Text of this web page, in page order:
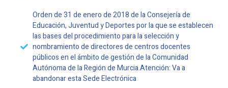
Orden de 31 de enero de 2018 de la Consejería de
Educación, Juventud y Deportes por la que se establecen
las bases del procedimiento para la selección y
nombramiento de directores de centros docentes
públicos en el ámbito de gestión de la Comunidad
Autónoma de la Región de Murcia.Atención: Va a
abandonar esta Sede Electrónica